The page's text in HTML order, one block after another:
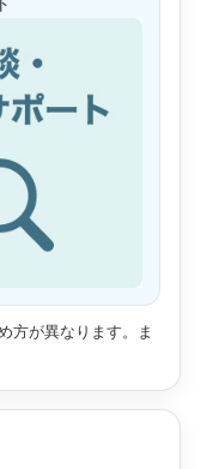
方が異なります。ま